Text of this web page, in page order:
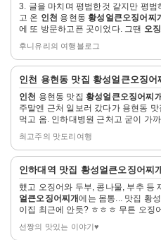
3. 글을 마치며 평범한것 같지만 평범
고 온 인천 용현동황성얼큰오징어찌
에 또 방문하고픈 곳이었다. 그땐 오
후니유리의 여행블로그
히
기
인천 용현동 맛집 황성얼큰오징어
인천 용현동 맛집 황성얼큰오징어찌
주말엔 근처 일보러 갔다가 용현동
먹고 옴. 인하대병원 근처고 굳이 가까
최고주의 맛도리여행
자
인하대역 맛집 황성얼큰오징어찌
했고 오징어와 두부, 콩나물, 부추 등
얼큰오징어찌개에는 몸통... 맛집 황
이집 최근에 안듯? ㅎㅎㅎ 무튼 오징
선짱의 맛있는 이야기♥
자
히